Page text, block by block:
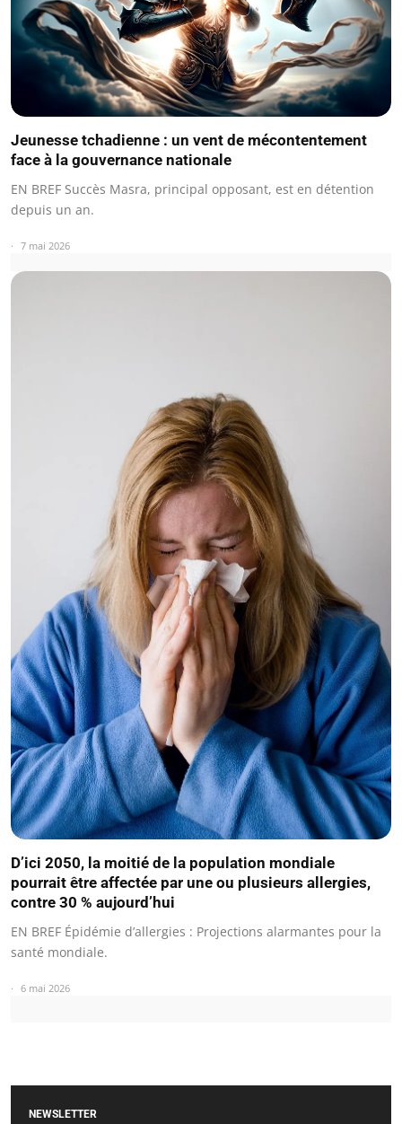
Jeunesse tchadienne : un vent de mécontentement
face à la gouvernance nationale
EN BREF Succès Masra, principal opposant, est en détention
depuis un an.
7 mai 2026
D’ici 2050, la moitié de la population mondiale
pourrait être affectée par une ou plusieurs allergies,
contre 30 % aujourd’hui
EN BREF Épidémie d’allergies : Projections alarmantes pour la
santé mondiale.
6 mai 2026
NEWSLETTER